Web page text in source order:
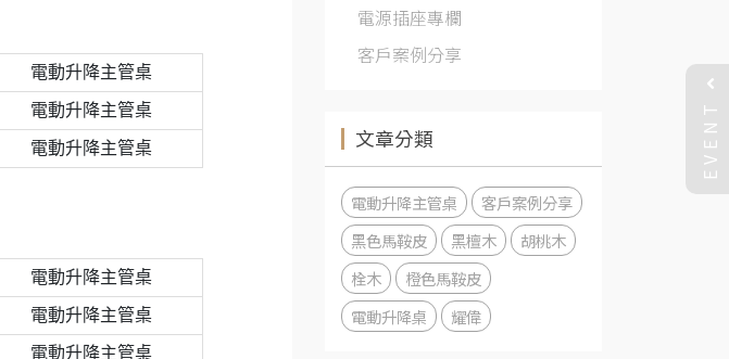
電源插座專欄
客戶案例分享
文章分類
電動升降主管桌
客戶案例分享
黑色馬鞍皮
黑檀木
胡桃木
栓木
橙色馬鞍皮
電動升降桌
耀偉
EVENT